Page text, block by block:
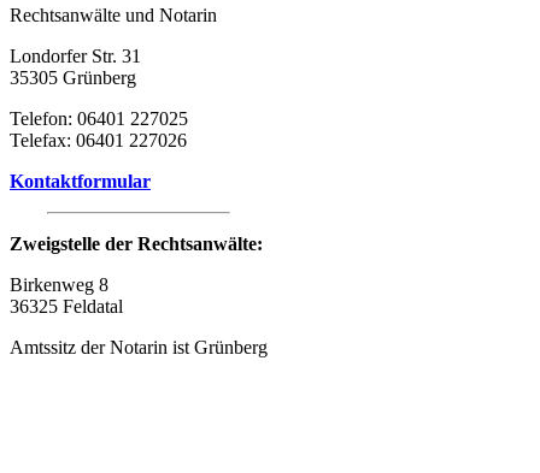
Rechtsanwälte und Notarin
Londorfer Str. 31
35305 Grünberg
Telefon: 06401 227025
Telefax: 06401 227026
Kontaktformular
Zweigstelle der Rechtsanwälte:
Birkenweg 8
36325 Feldatal
Amtssitz der Notarin ist Grünberg